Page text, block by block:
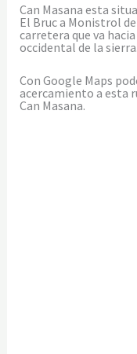
Can Masana esta
El Bruc a Monistrol
carretera que va
occidental de la sierra.
Con Google Maps
acercamiento a esta
Can Masana.